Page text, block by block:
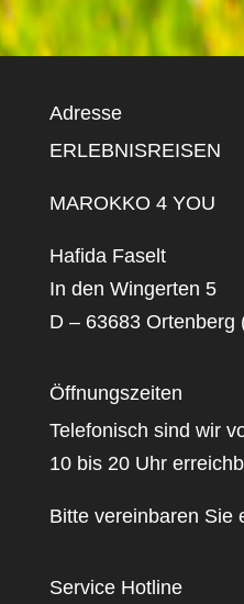
Adresse
ERLEBNISREISEN
MAROKKO 4 YOU
Hafida Faselt
In den Wingerten 5
D – 63683 Ortenberg
Öffnungszeiten
Telefonisch sind wir
10 bis 20 Uhr
Bitte vereinbaren Sie
Service Hotline